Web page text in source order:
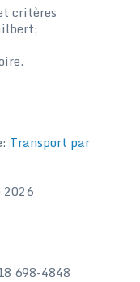
critères
Transport par
2026
698-4848